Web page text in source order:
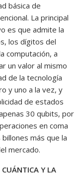
básica de
La principal
es que admite la
los dígitos del
computación, a
un valor al mismo
de la tecnología
y uno a la vez, y
de estados
30 qubits, por
en coma
más que la
mercado.
CUÁNTICA Y LA